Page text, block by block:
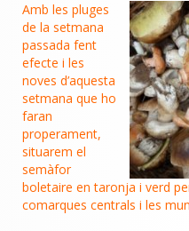
Amb les pluges
de la setmana
passada fent
efecte i les
noves d’aquesta
setmana que ho
faran
properament,
situarem el
semàfor
boletaire en taronja i verd
comarques centrals i les